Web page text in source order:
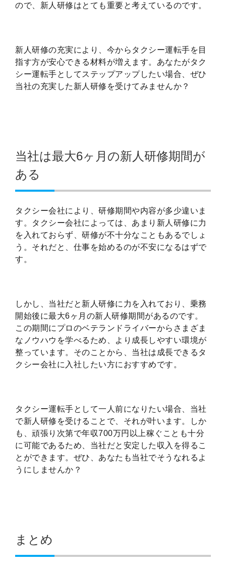
ので、新人研修はとても重要と考えているのです。
新人研修の充実により、今からタクシー運転手を目
指す方が安心できる材料が増えます。あなたがタク
シー運転手としてステップアップしたい場合、ぜひ
当社の充実した新人研修を受けてみませんか？
当社は最大6ヶ月の新人研修期間が
ある
タクシー会社により、研修期間や内容が多少違いま
す。タクシー会社によっては、あまり新人研修に力
を入れておらず、研修が不十分なこともあるでしょ
う。それだと、仕事を始めるのが不安になるはずで
す。
しかし、当社だと新人研修に力を入れており、乗務
開始後に最大6ヶ月の新人研修期間があるのです。
この期間にプロのベテランドライバーからさまざま
なノウハウを学べるため、より成長しやすい環境が
整っています。そのことから、当社は成長できるタ
クシー会社に入社したい方におすすめです。
タクシー運転手として一人前になりたい場合、当社
で新人研修を受けることで、それが叶います。しか
も、頑張り次第で年収700万円以上稼ぐことも十分
に可能であるため、当社だと安定した収入を得るこ
とができます。ぜひ、あなたも当社でそうなれるよ
うにしませんか？
まとめ